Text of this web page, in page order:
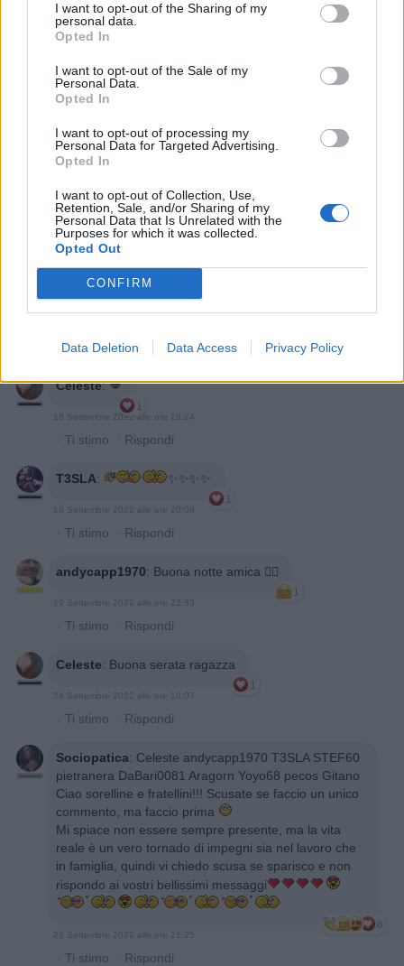
I want to opt-out of the Sharing of my
personal data.
Opted In
I want to opt-out of the Sale of my
Personal Data.
Opted In
I want to opt-out of processing my
Personal Data for Targeted Advertising.
Opted In
I want to opt-out of Collection, Use,
Retention, Sale, and/or Sharing of my
Personal Data that Is Unrelated with the
Purposes for which it was collected.
Opted Out
CONFIRM
Data Deletion Data Access Privacy Policy
Commenti: 37
Ti stimo fratella
Link
Leggi i commenti precedenti...
Celeste:💋
1
18 Settembre 2022 alle ore 19:24
· Ti stimo · Rispondi
T3SLA: ✨✨✨✨
1
· Ti stimo · Rispondi
andycapp1970: Buona notte amica 🤷‍♂️
1
19 Settembre 2022 alle ore 22:33
· Ti stimo · Rispondi
Celeste: Buona serata ragazza
1
24 Settembre 2022 alle ore 19:07
· Ti stimo · Rispondi
Sociopatica: Celeste andycapp1970 T3SLA STEF60
pietranera DaBari0081 Aragorn Yoyo68 pecos Gitano
Ciao sorelline e fratellini!!! Scusate se faccio un unico
commento, ma faccio prima
Mi spiace non essere sempre presente, ma la vita
reale è un vero tornado di impegni sia nel lavoro che
in famiglia, quindi vi chiedo scusa se sparisco e non
rispondo ai vostri bellissimi messaggi
6
· Ti stimo · Rispondi